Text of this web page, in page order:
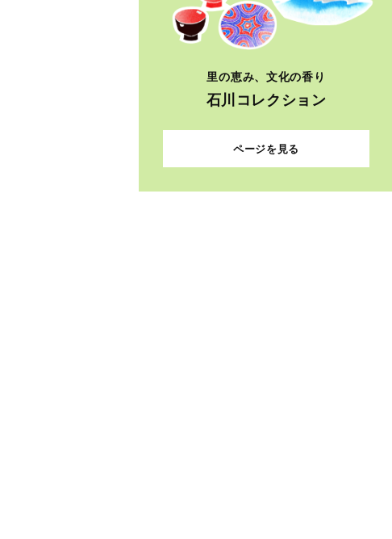
里の恵み、文化の香り
石川コレクション
ページを見る